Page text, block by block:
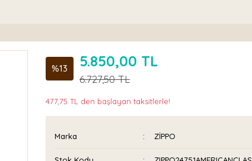
%13 5.850,00 TL
6.727,50 TL
477,75 TL den başlayan taksitlerle!
Marka ZİPPO